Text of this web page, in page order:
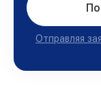
Отправляя